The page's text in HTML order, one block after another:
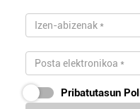
Pribatutasun